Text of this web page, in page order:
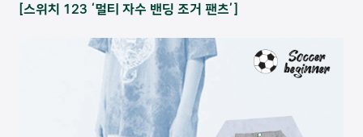
[스위치 123 ‘멀티 자수 밴딩 조거 팬츠’]